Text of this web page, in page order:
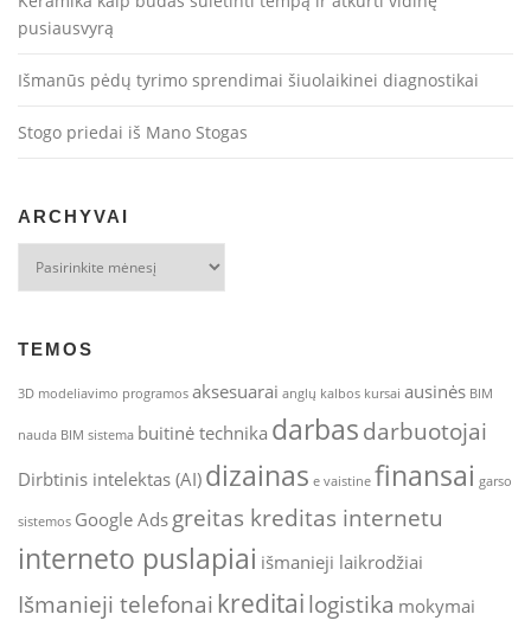
pusiausvyrą
Išmanūs pėdų tyrimo sprendimai šiuolaikinei diagnostikai
Stogo priedai iš Mano Stogas
ARCHYVAI
TEMOS
3D modeliavimo programos aksesuarai anglų kalbos kursai ausinės BIM
nauda BIM sistema buitinė technika darbas darbuotojai
Dirbtinis intelektas (AI)dizainas e vaistine finansai garso
sistemos Google Adsgreitas kreditas internetu
interneto puslapiai išmanieji laikrodžiai
Išmanieji telefonai kreditai logistika mokymai